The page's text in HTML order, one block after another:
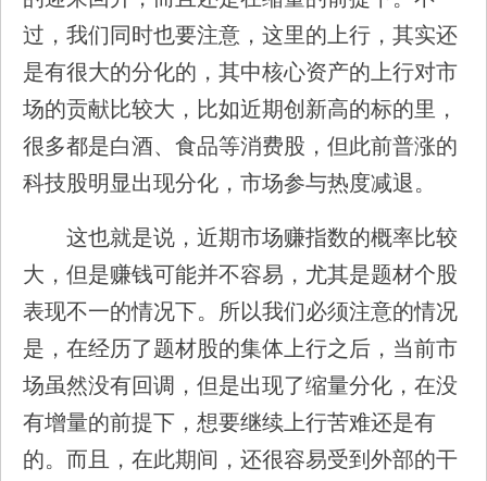
过，我们同时也要注意，这里的上行，其实还
是有很大的分化的，其中核心资产的上行对市
场的贡献比较大，比如近期创新高的标的里，
很多都是白酒、食品等消费股，但此前普涨的
科技股明显出现分化，市场参与热度减退。
这也就是说，近期市场赚指数的概率比较
大，但是赚钱可能并不容易，尤其是题材个股
表现不一的情况下。所以我们必须注意的情况
是，在经历了题材股的集体上行之后，当前市
场虽然没有回调，但是出现了缩量分化，在没
有增量的前提下，想要继续上行苦难还是有
的。而且，在此期间，还很容易受到外部的干